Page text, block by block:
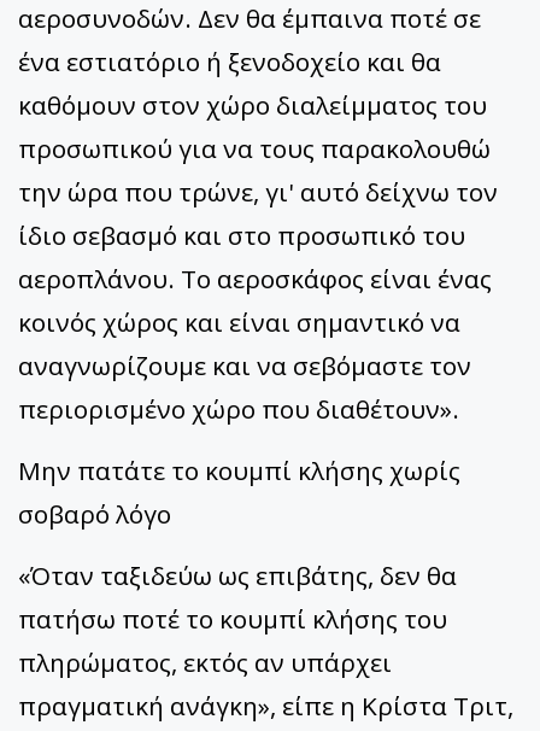
αεροσυνοδών. Δεν θα έμπαινα ποτέ σε
ένα εστιατόριο ή ξενοδοχείο και θα
καθόμουν στον χώρο διαλείμματος του
προσωπικού για να τους παρακολουθώ
την ώρα που τρώνε, γι' αυτό δείχνω τον
ίδιο σεβασμό και στο προσωπικό του
αεροπλάνου. Το αεροσκάφος είναι ένας
κοινός χώρος και είναι σημαντικό να
αναγνωρίζουμε και να σεβόμαστε τον
περιορισμένο χώρο που διαθέτουν».
Μην πατάτε το κουμπί κλήσης χωρίς
σοβαρό λόγο
«Όταν ταξιδεύω ως επιβάτης, δεν θα
πατήσω ποτέ το κουμπί κλήσης του
πληρώματος, εκτός αν υπάρχει
πραγματική ανάγκη», είπε η Κρίστα Τριτ,